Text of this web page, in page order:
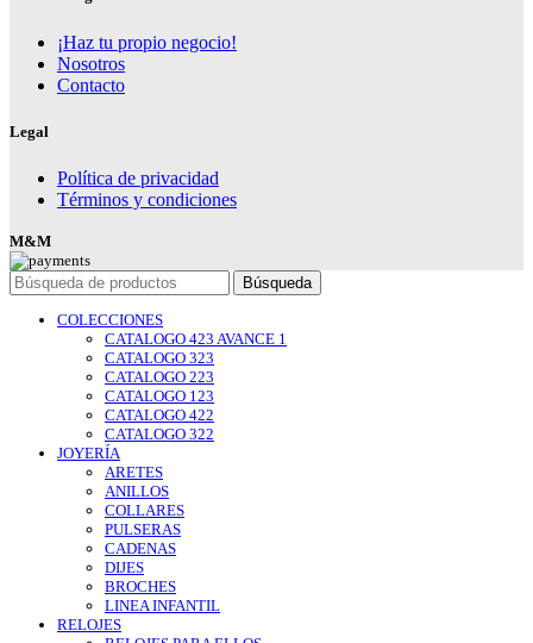
¡Haz tu propio negocio!
Nosotros
Contacto
Legal
Política de privacidad
Términos y condiciones
M&M
Búsqueda
COLECCIONES
CATALOGO 423 AVANCE 1
CATALOGO 323
CATALOGO 223
CATALOGO 123
CATALOGO 422
CATALOGO 322
JOYERÍA
ARETES
ANILLOS
COLLARES
PULSERAS
CADENAS
DIJES
BROCHES
LINEA INFANTIL
RELOJES